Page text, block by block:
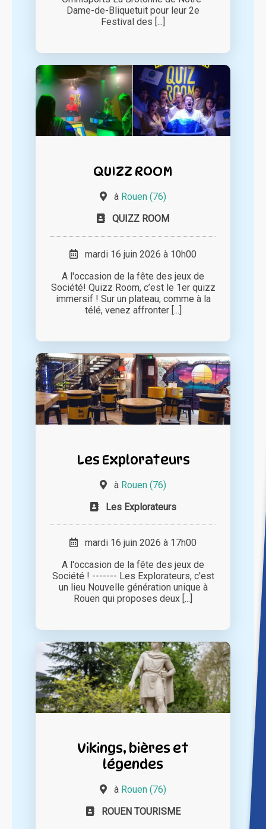
Dame-de-Bliquetuit pour leur 2e
Festival des [...]
QUIZZ ROOM
à Rouen (76)
QUIZZ ROOM
mardi 16 juin 2026 à 10h00
A l'occasion de la fête des jeux de
Société! Quizz Room, c’est le 1er quizz
immersif ! Sur un plateau, comme à la
télé, venez affronter [...]
Les Explorateurs
à Rouen (76)
Les Explorateurs
mardi 16 juin 2026 à 17h00
A l'occasion de la fête des jeux de
Société ! ------- Les Explorateurs, c'est
un lieu Nouvelle génération unique à
Rouen qui proposes deux [...]
Vikings, bières et
légendes
à Rouen (76)
ROUEN TOURISME